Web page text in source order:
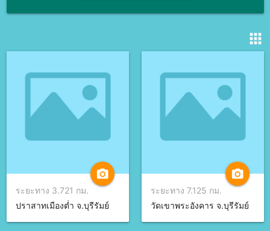
apps
camera_alt
ระยะทาง 3.721 กม.
ปราสาทเมืองต่ำ จ.บุรีรัมย์
camera_alt
ระยะทาง 7.125 กม.
วัดเขาพระอังคาร จ.บุรีรัมย์